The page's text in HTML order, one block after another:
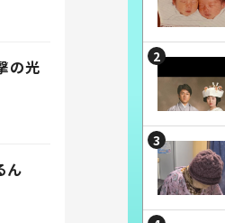
の光
ん